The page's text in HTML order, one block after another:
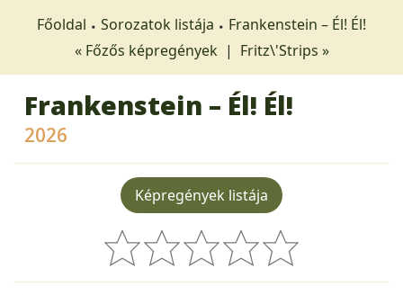
Főoldal Sorozatok listája
Frankenstein – Él! Él!
« Főzős képregények | Fritz\'Strips »
Frankenstein – Él! Él!
2026
Képregények listája